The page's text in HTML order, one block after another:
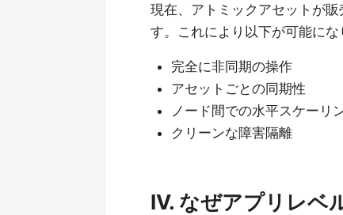
現在、アトミックアセットが
す。これにより以下が可能にな
完全に非同期の操作
アセットごとの同期性
ノード間での水平スケーリ
クリーンな障害隔離
IV. なぜアプリレベ